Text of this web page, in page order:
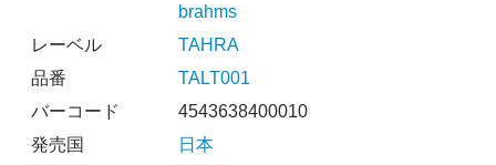
brahms
レーベル
TAHRA
品番
TALT001
バーコード
4543638400010
発売国
日本